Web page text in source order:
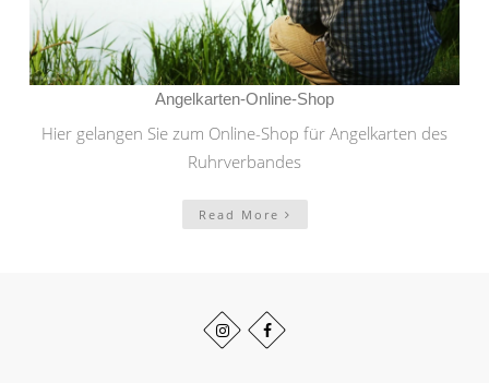
Angelkarten-Online-Shop
Hier gelangen Sie zum Online-Shop für Angelkarten des
Ruhrverbandes
Read More